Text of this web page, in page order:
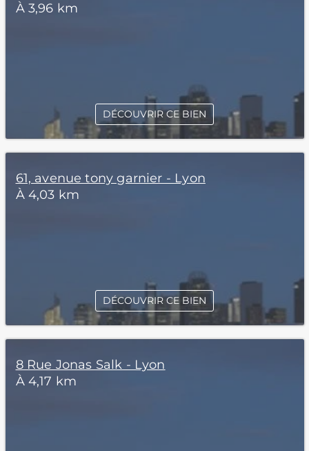
À 3,96 km
DÉCOUVRIR CE BIEN
61, avenue tony garnier - Lyon
À 4,03 km
DÉCOUVRIR CE BIEN
8 Rue Jonas Salk - Lyon
À 4,17 km